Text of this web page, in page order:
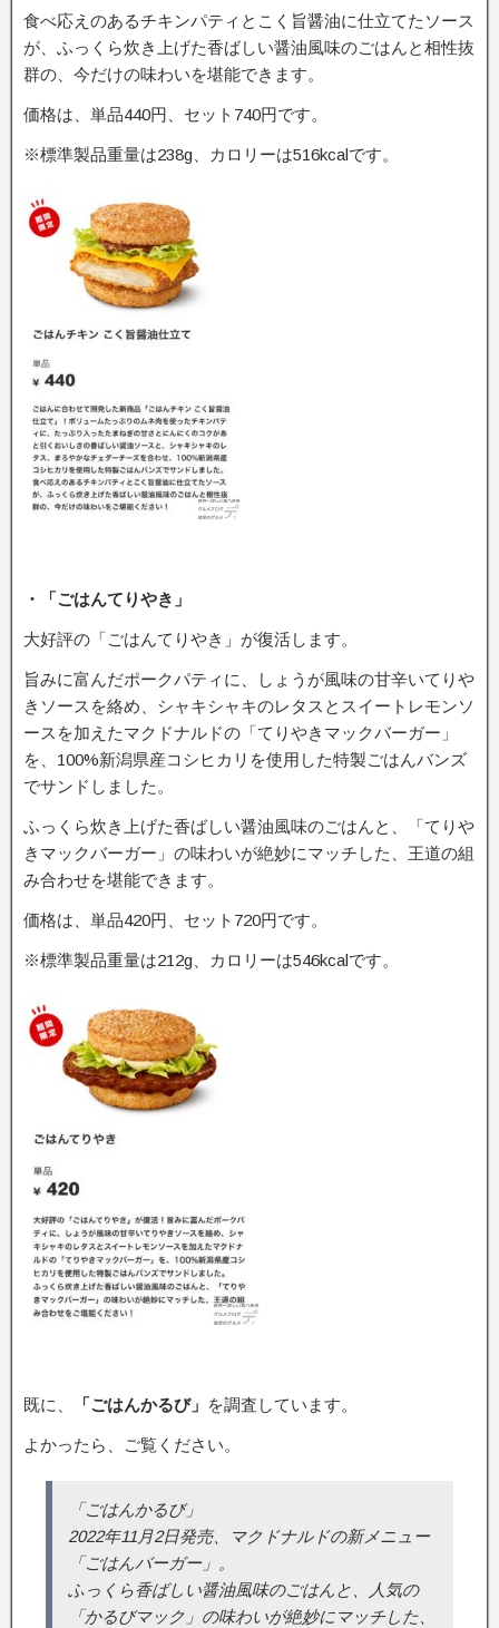
食べ応えのあるチキンパティとこく旨醤油に仕立てたソース
が、ふっくら炊き上げた香ばしい醤油風味のごはんと相性抜
群の、今だけの味わいを堪能できます。
価格は、単品440円、セット740円です。
※標準製品重量は238g、カロリーは516kcalです。
・「ごはんてりやき 」
大好評の「ごはんてりやき」が復活します。
旨みに富んだポークパティに、しょうが風味の甘辛いてりや
きソースを絡め、シャキシャキのレタスとスイートレモンソ
ースを加えたマクドナルドの「てりやきマックバーガー」
を、100%新潟県産コシヒカリを使用した特製ごはんバンズ
でサンドしました。
ふっくら炊き上げた香ばしい醤油風味のごはんと、「てりや
きマックバーガー」の味わいが絶妙にマッチした、王道の組
み合わせを堪能できます。
価格は、単品420円、セット720円です。
※標準製品重量は212g、カロリーは546kcalです。
既に、 「ごはんかるび」 を調査しています。
よかったら、ご覧ください。
「ごはんかるび」
2022年11月2日発売、マクドナルドの新メニュー
「ごはんバーガー」。
ふっくら香ばしい醤油風味のごはんと、人気の
「かるびマック」の味わいが絶妙にマッチした、